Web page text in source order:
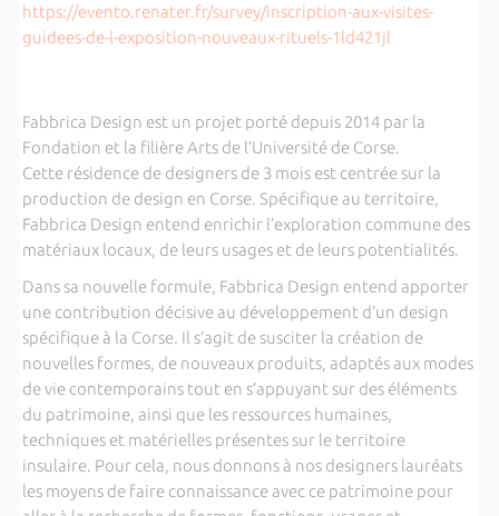
https://evento.renater.fr/survey/inscription-aux-visites-
guidees-de-l-exposition-nouveaux-rituels-1ld421jl
Fabbrica Design est un projet porté depuis 2014 par la
Fondation et la filière Arts de l’Université de Corse.
Cette résidence de designers de 3 mois est centrée sur la
production de design en Corse. Spécifique au territoire,
Fabbrica Design entend enrichir l’exploration commune des
matériaux locaux, de leurs usages et de leurs potentialités.
Dans sa nouvelle formule, Fabbrica Design entend apporter
une contribution décisive au développement d’un design
spécifique à la Corse. Il s’agit de susciter la création de
nouvelles formes, de nouveaux produits, adaptés aux modes
de vie contemporains tout en s’appuyant sur des éléments
du patrimoine, ainsi que les ressources humaines,
techniques et matérielles présentes sur le territoire
insulaire. Pour cela, nous donnons à nos designers lauréats
les moyens de faire connaissance avec ce patrimoine pour